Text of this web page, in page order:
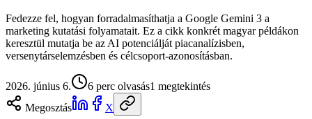
Fedezze fel, hogyan forradalmasíthatja a Google Gemini 3 a
marketing kutatási folyamatait. Ez a cikk konkrét magyar példákon
keresztül mutatja be az AI potenciálját piacanalízisben,
versenytárselemzésben és célcsoport-azonosításban.
2026. június 6. 6 perc olvasás1 megtekintés
Megosztás
X